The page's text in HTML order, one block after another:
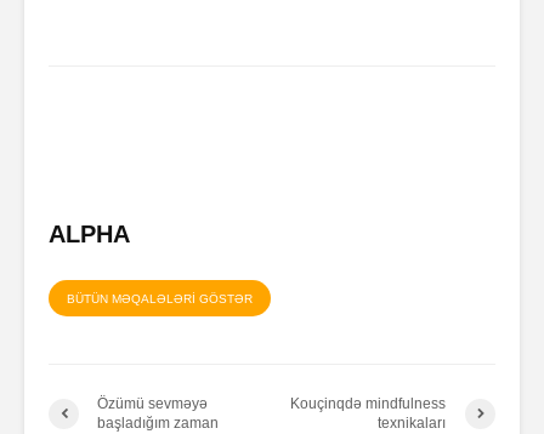
ALPHA
BÜTÜN MƏQALƏLƏRİ GÖSTƏR
Özümü sevməyə
başladığım zaman
Kouçinqdə mindfulness
texnikaları